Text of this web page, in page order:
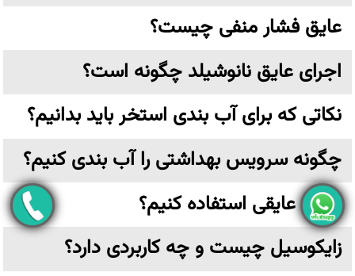
عایق فشار منفی چیست؟
اجرای عایق نانوشیلد چگونه است؟
نکاتی که برای آب بندی استخر باید بدانیم؟
چگونه سرویس بهداشتی را آب بندی کنیم؟
از چه عایقی استفاده کنیم؟
زایکوسیل چیست و چه کاربردی دارد؟